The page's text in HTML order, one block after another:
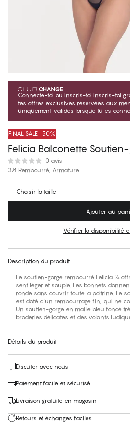
Connecte-toi ou inscris-toi inscris-toi
tes offres exclusives réservées aux
uniquement valides lorsque tu es
FINAL SALE -50%
Felicia Balconette
0 avis
3/4 Rembourré, Armature
$99.50Prix régulier
Trouver votre taille
Choisir la taille
Ajouter au
Vérifier la disponibilité
Description du produit
Le soutien-gorge rembourré Felicia ¾
sent léger et souple. Les bonnets
ronde sans couvrir toute la poitrine. Le
est doté d'un rembourrage fin, qui ne
Un soutien-gorge en maille bleu foncé
broderies délicates et des volants
Détails du produit
Discuter avec nous
Paiement facile et sécurisé
Livraison gratuite en magasin
Retours et échanges faciles